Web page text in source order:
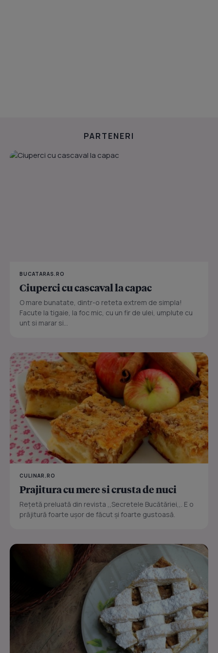
PARTENERI
BUCATARAS.RO
Ciuperci cu cascaval la capac
O mare bunatate, dintr-o reteta extrem de simpla!
Facute la tigaie, la foc mic, cu un fir de ulei, umplute cu
unt si marar si...
CULINAR.RO
Prajitura cu mere si crusta de nuci
Reţetă preluată din revista ,,Secretele Bucătăriei,,. E o
prăjitură foarte uşor de făcut şi foarte gustoasă.